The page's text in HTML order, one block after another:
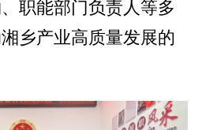
职能部门负责人等多
乡产业高质量发展的